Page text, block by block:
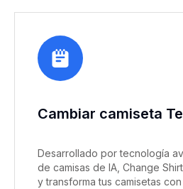
Cambiar camiseta
Desarrollado por tecnología
de camisas de IA, Change
y transforma tus camisetas